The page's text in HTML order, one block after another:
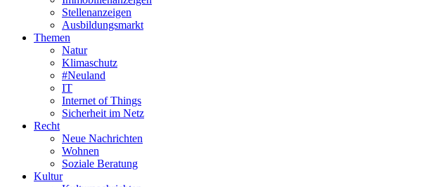
Stellenanzeigen
Ausbildungsmarkt
Themen
Natur
Klimaschutz
#Neuland
IT
Internet of Things
Sicherheit im Netz
Recht
Neue Nachrichten
Wohnen
Soziale Beratung
Kultur